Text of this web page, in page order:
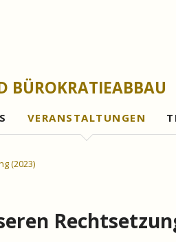
BÜROKRATIEABBAU
VERANSTALTUNGEN
(2023)